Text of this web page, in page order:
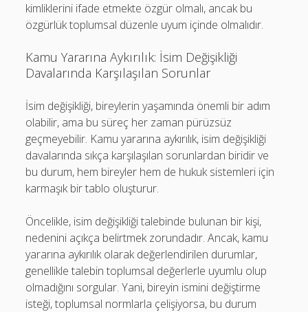
kimliklerini ifade etmekte özgür olmalı, ancak bu
özgürlük toplumsal düzenle uyum içinde olmalıdır.
Kamu Yararına Aykırılık: İsim Değişikliği
Davalarında Karşılaşılan Sorunlar
İsim değişikliği, bireylerin yaşamında önemli bir adım
olabilir, ama bu süreç her zaman pürüzsüz
geçmeyebilir. Kamu yararına aykırılık, isim değişikliği
davalarında sıkça karşılaşılan sorunlardan biridir ve
bu durum, hem bireyler hem de hukuk sistemleri için
karmaşık bir tablo oluşturur.
Öncelikle, isim değişikliği talebinde bulunan bir kişi,
nedenini açıkça belirtmek zorundadır. Ancak, kamu
yararına aykırılık olarak değerlendirilen durumlar,
genellikle talebin toplumsal değerlerle uyumlu olup
olmadığını sorgular. Yani, bireyin ismini değiştirme
isteği, toplumsal normlarla çelişiyorsa, bu durum